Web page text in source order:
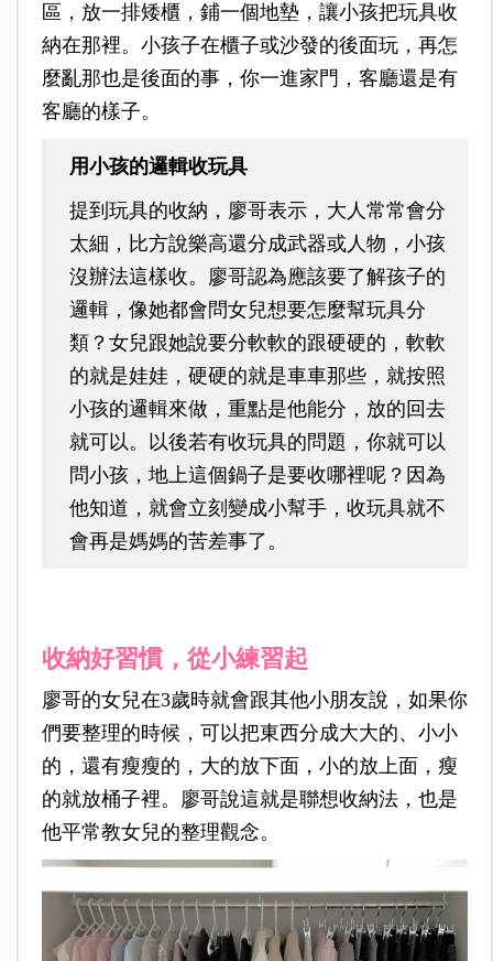
區，放一排矮櫃，鋪一個地墊，讓小孩把玩具收
納在那裡。小孩子在櫃子或沙發的後面玩，再怎
麼亂那也是後面的事，你一進家門，客廳還是有
客廳的樣子。
用小孩的邏輯收玩具
提到玩具的收納，廖哥表示，大人常常會分
太細，比方說樂高還分成武器或人物，小孩
沒辦法這樣收。廖哥認為應該要了解孩子的
邏輯，像她都會問女兒想要怎麼幫玩具分
類？女兒跟她說要分軟軟的跟硬硬的，軟軟
的就是娃娃，硬硬的就是車車那些，就按照
小孩的邏輯來做，重點是他能分，放的回去
就可以。以後若有收玩具的問題，你就可以
問小孩，地上這個鍋子是要收哪裡呢？因為
他知道，就會立刻變成小幫手，收玩具就不
會再是媽媽的苦差事了。
收納好習慣，從小練習起
廖哥的女兒在3歲時就會跟其他小朋友說，如果你
們要整理的時候，可以把東西分成大大的、小小
的，還有瘦瘦的，大的放下面，小的放上面，瘦
的就放桶子裡。廖哥說這就是聯想收納法，也是
他平常教女兒的整理觀念。